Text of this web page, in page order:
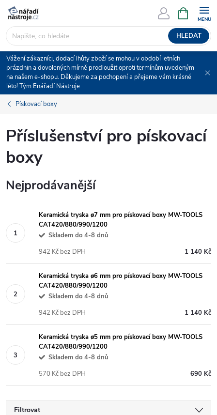
Přejít
obsah
HLEDAT
NÁKUPNÍ
KOŠÍK
Vážení zákazníci, dodací lhůty zboží se mohou v období letních
prázdnin a dovolených mírně prodloužit oproti termínům uvedeným
na našem e-shopu. Děkujeme za pochopení a přejeme vám krásné
léto! Tým Enářadí Nástroje
Pískovací boxy
Příslušenství pro pískovací
boxy
Nejprodávanější
Keramická tryska ø7 mm pro pískovací boxy MW-TOOLS
CAT420/880/990/1200
Skladem do 4-8 dnů
1 140 Kč
942 Kč bez DPH
Keramická tryska ø6 mm pro pískovací boxy MW-TOOLS
CAT420/880/990/1200
Skladem do 4-8 dnů
1 140 Kč
942 Kč bez DPH
Keramická tryska ø5 mm pro pískovací boxy MW-TOOLS
CAT420/880/990/1200
Skladem do 4-8 dnů
690 Kč
570 Kč bez DPH
Filtrovat